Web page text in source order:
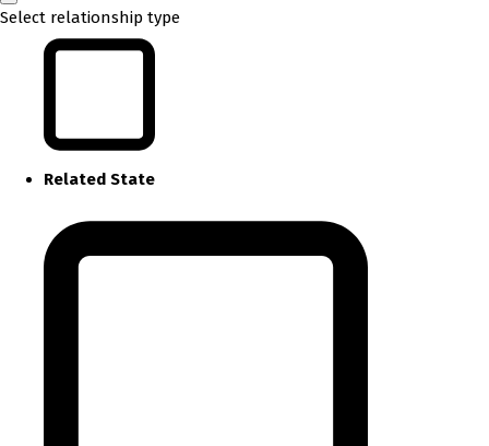
Select relationship type
Related State